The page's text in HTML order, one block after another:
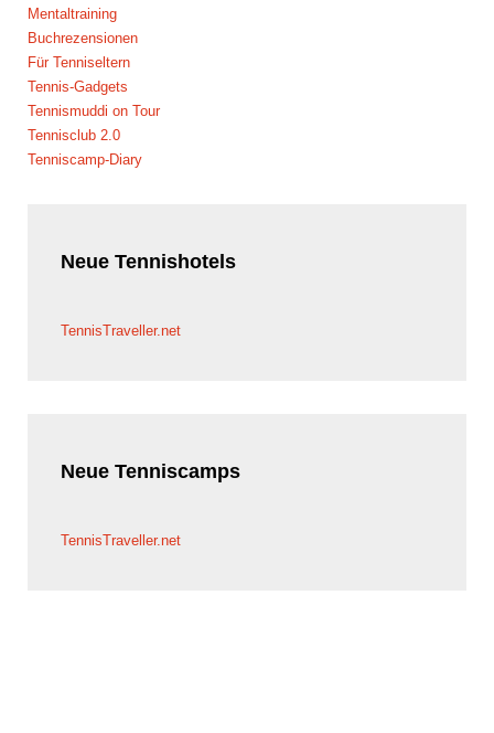
Mentaltraining
Buchrezensionen
Für Tenniseltern
Tennis-Gadgets
Tennismuddi on Tour
Tennisclub 2.0
Tenniscamp-Diary
Neue Tennishotels
TennisTraveller.net
Neue Tenniscamps
TennisTraveller.net